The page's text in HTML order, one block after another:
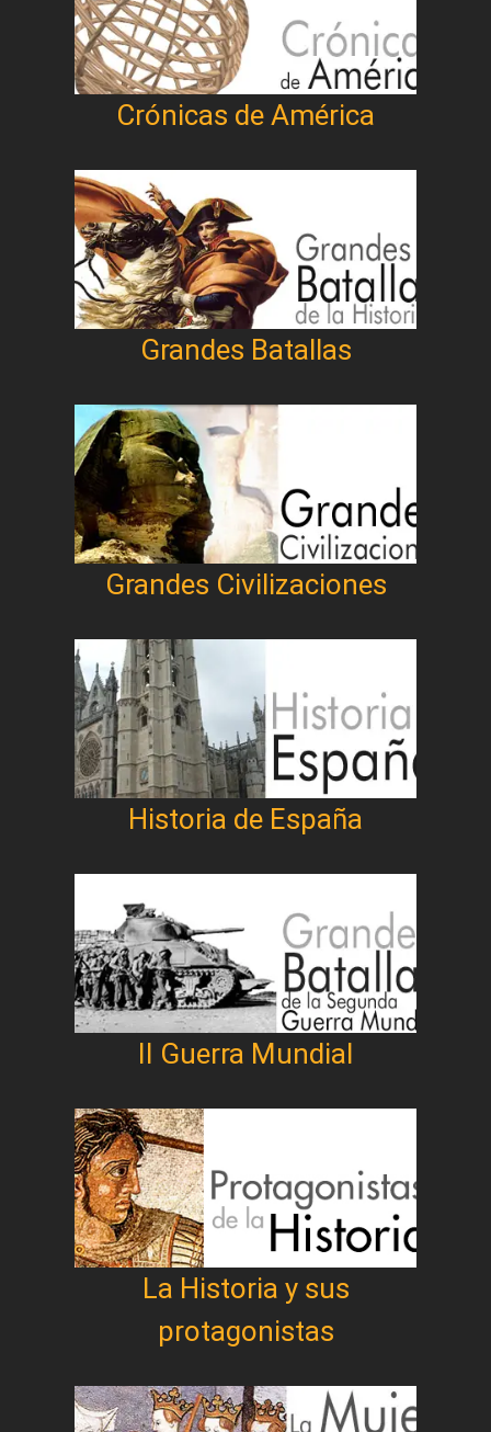
Crónicas de América
Grandes Batallas
Grandes Civilizaciones
Historia de España
II Guerra Mundial
La Historia y sus
protagonistas